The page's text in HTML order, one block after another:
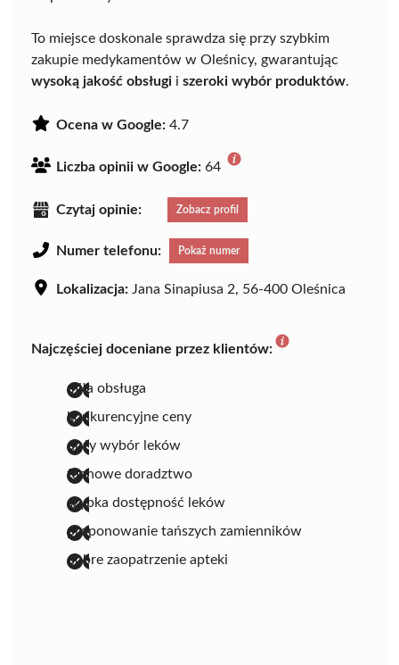
To miejsce doskonale sprawdza się przy szybkim
zakupie medykamentów w Oleśnicy, gwarantując
wysoką jakość obsługi i szeroki wybór produktów.
Ocena w Google: 4.7
Liczba opinii w Google: 64
Czytaj opinie: Zobacz profil
Numer telefonu: Pokaż numer
Lokalizacja: Jana Sinapiusa 2, 56-400 Oleśnica
Najczęściej doceniane przez klientów:
miła obsługa
konkurencyjne ceny
duży wybór leków
fachowe doradztwo
szybka dostępność leków
proponowanie tańszych zamienników
dobre zaopatrzenie apteki